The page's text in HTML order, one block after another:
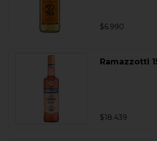
$6.990
Ramazzotti
$18.439